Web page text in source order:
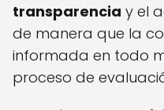
transparencia y el
de manera que la
informada en todo
proceso de